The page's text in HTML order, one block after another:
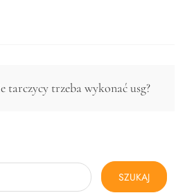
tarczycy trzeba wykonać usg?